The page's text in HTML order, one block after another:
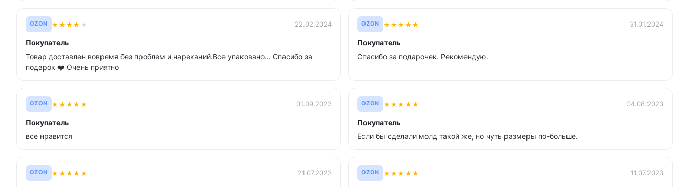
OZON ★★★★ ★ 22.02.2024
Покупатель
Товар доставлен вовремя без проблем и нареканий.Все упаковано... Спасибо за
подарок ❤️ Очень приятно
OZON ★★★★★ 31.01.2024
Покупатель
Спасибо за подарочек. Рекомендую.
OZON ★★★★★ 01.09.2023
Покупатель
все нравится
OZON ★★★★★ 04.08.2023
Покупатель
Если бы сделали молд такой же, но чуть размеры по-больше.
OZON ★★★★★ 21.07.2023 OZON ★★★★★ 11.07.2023